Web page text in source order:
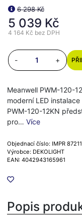
6 298 Kč
5 039 Kč
4 164 Kč bez DPH
- +
Meanwell PWM-120-
moderní LED
PWM-120-12KN
pro… Více
Objednací číslo: IMPR
Výrobce: DEKOLIGHT
EAN: 4042943165961
Popis